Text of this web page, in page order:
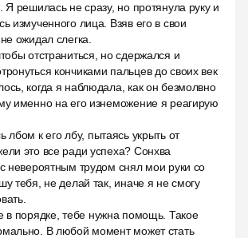
Я решилась не сразу, но протянула руку и
измученного лица. Взяв его в свои
ожидал слегка.
отстраниться, но сдержался и
кончиками пальцев до своих век
когда я наблюдала, как он безмолвно
именно на его изнеможение я реагирую
лбом к его лбу, пытаясь укрыть от
это все ради успеха? Сонхва
невероятным трудом снял мои руки со
тебя, не делай так, иначе я не смогу
в порядке, тебе нужна помощь. Такое
В любой момент может стать